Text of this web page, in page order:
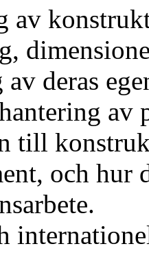
av
deras
av
till
och hur